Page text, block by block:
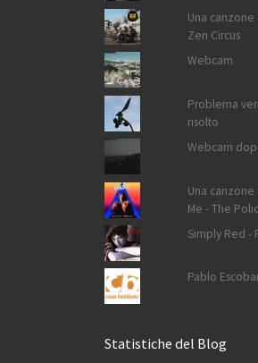
Una canzone
Zen Circus
Webcam
Problema
risolto
Webcam
Una canzone
Me - The
Simply Red -
Pablo
Statistiche del Blog